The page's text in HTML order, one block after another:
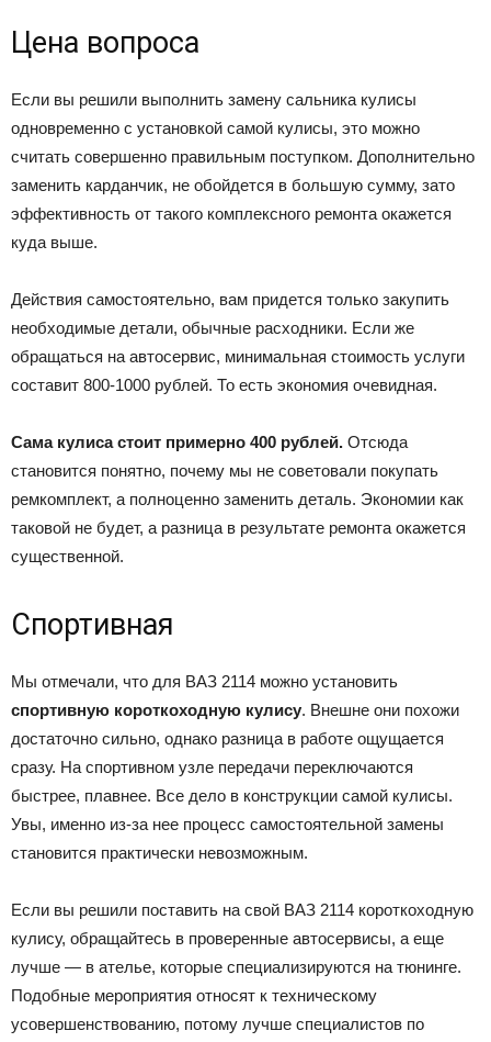
Цена вопроса
Если вы решили выполнить замену сальника кулисы
одновременно с установкой самой кулисы, это можно
считать совершенно правильным поступком. Дополнительно
заменить карданчик, не обойдется в большую сумму, зато
эффективность от такого комплексного ремонта окажется
куда выше.
Действия самостоятельно, вам придется только закупить
необходимые детали, обычные расходники. Если же
обращаться на автосервис, минимальная стоимость услуги
составит 800-1000 рублей. То есть экономия очевидная.
Сама кулиса стоит примерно 400 рублей. Отсюда
становится понятно, почему мы не советовали покупать
ремкомплект, а полноценно заменить деталь. Экономии как
таковой не будет, а разница в результате ремонта окажется
существенной.
Спортивная
Мы отмечали, что для ВАЗ 2114 можно установить
спортивную короткоходную кулису. Внешне они похожи
достаточно сильно, однако разница в работе ощущается
сразу. На спортивном узле передачи переключаются
быстрее, плавнее. Все дело в конструкции самой кулисы.
Увы, именно из-за нее процесс самостоятельной замены
становится практически невозможным.
Если вы решили поставить на свой ВАЗ 2114 короткоходную
кулису, обращайтесь в проверенные автосервисы, а еще
лучше — в ателье, которые специализируются на тюнинге.
Подобные мероприятия относят к техническому
усовершенствованию, потому лучше специалистов по